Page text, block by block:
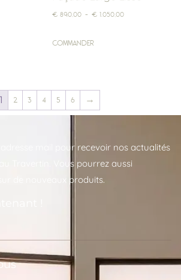
€ 890,00 – € 1.050,00
COMMANDER
1 2 3 4 5 6 →
adresse mail pour recevoir nos actualités
au Travertin. Vous pourrez aussi
de nouveaux produits.
!